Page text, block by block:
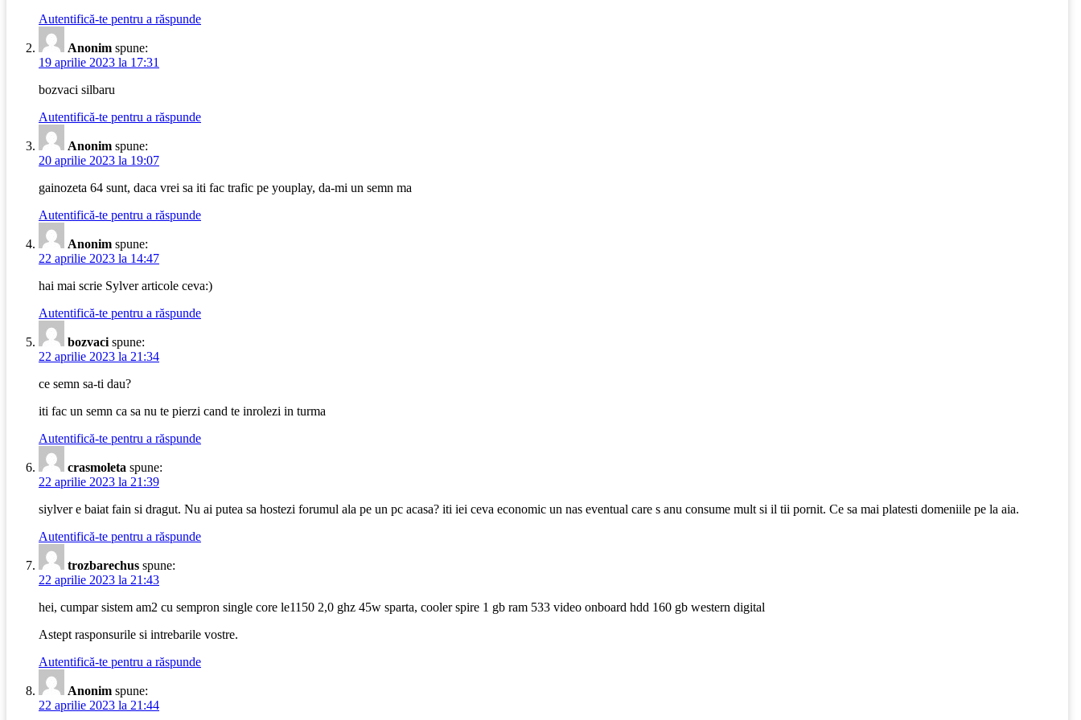
Autentifică-te pentru a răspunde
Anonim spune:
19 aprilie 2023 la 17:31
bozvaci silbaru
Autentifică-te pentru a răspunde
Anonim spune:
20 aprilie 2023 la 19:07
gainozeta 64 sunt, daca vrei sa iti fac trafic pe youplay, da-mi un semn ma
Autentifică-te pentru a răspunde
Anonim spune:
22 aprilie 2023 la 14:47
hai mai scrie Sylver articole ceva:)
Autentifică-te pentru a răspunde
bozvaci spune:
22 aprilie 2023 la 21:34
ce semn sa-ti dau?
iti fac un semn ca sa nu te pierzi cand te inrolezi in turma
Autentifică-te pentru a răspunde
crasmoleta spune:
22 aprilie 2023 la 21:39
siylver e baiat fain si dragut. Nu ai putea sa hostezi forumul ala pe un pc acasa? iti iei ceva economic un nas eventual care s anu consume mult si il tii pornit. Ce sa mai platesti domeniile pe la aia.
Autentifică-te pentru a răspunde
trozbarechus spune:
22 aprilie 2023 la 21:43
hei, cumpar sistem am2 cu sempron single core le1150 2,0 ghz 45w sparta, cooler spire 1 gb ram 533 video onboard hdd 160 gb western digital
Astept rasponsurile si intrebarile vostre.
Autentifică-te pentru a răspunde
Anonim spune:
22 aprilie 2023 la 21:44